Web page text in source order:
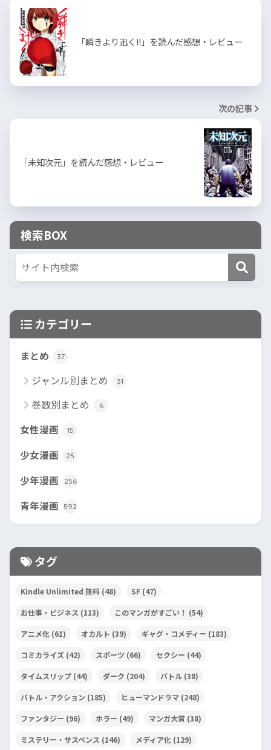
「瞬きより迅く!!」を読んだ感想・レビュー
次の記事
「未知次元」を読んだ感想・レビュー
検索BOX
カテゴリー
まとめ 37
ジャンル別まとめ 31
巻数別まとめ 6
女性漫画 15
少女漫画 25
少年漫画 256
青年漫画 592
タグ
Kindle Unlimited 無料 (48) SF (47)
お仕事・ビジネス (113) このマンガがすごい！ (54)
アニメ化 (61) オカルト (39) ギャグ・コメディー (183)
コミカライズ (42) スポーツ (66) セクシー (44)
タイムスリップ (44) ダーク (204) バトル (38)
バトル・アクション (185) ヒューマンドラマ (248)
ファンタジー (96) ホラー (49) マンガ大賞 (38)
ミステリー・サスペンス (146) メディア化 (129)